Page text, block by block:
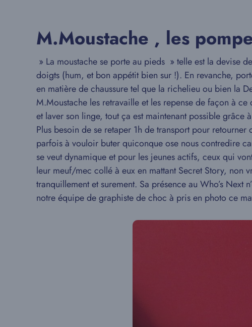
M.Moustache , les
» La moustache se porte au pieds » telle est la devise
doigts (hum, et bon appétit bien sur !). En revanche,
en matière de chaussure tel que la richelieu ou bien la
M.Moustache les retravaille et les repense de façon à
et laver son linge, tout ça est maintenant possible grâce
Plus besoin de se retaper 1h de transport pour
parfois à vouloir buter quiconque ose nous contredire
se veut dynamique et pour les jeunes actifs, ceux qui
leur meuf/mec collé à eux en mattant Secret Story, non
tranquillement et surement. Sa présence au Who’s
notre équipe de graphiste de choc à pris en photo ce